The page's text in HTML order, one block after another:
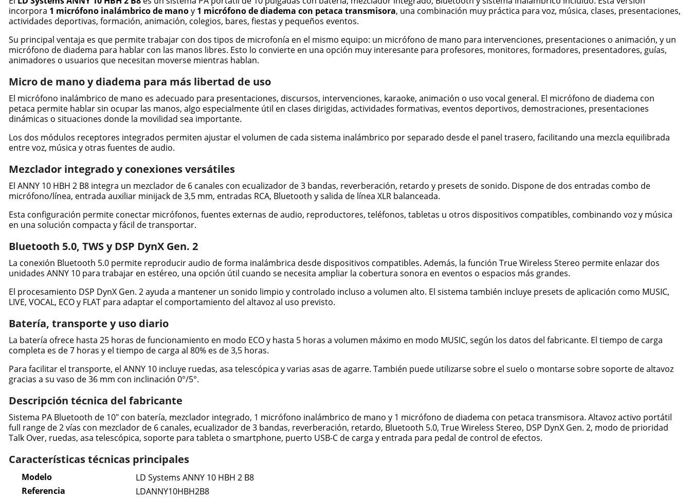
incorpora 1 micrófono inalámbrico de manoy 1 micrófono de diadema con petaca transmisora, una combinación muy práctica para voz, música, clases, presentaciones,
actividades deportivas, formación, animación, colegios, bares, fiestas y pequeños eventos.
Su principal ventaja es que permite trabajar con dos tipos de microfonía en el mismo equipo: un micrófono de mano para intervenciones, presentaciones o animación, y un
micrófono de diadema para hablar con las manos libres. Esto lo convierte en una opción muy interesante para profesores, monitores, formadores, presentadores, guías,
animadores o usuarios que necesitan moverse mientras hablan.
Micro de mano y diadema para más libertad de uso
El micrófono inalámbrico de mano es adecuado para presentaciones, discursos, intervenciones, karaoke, animación o uso vocal general. El micrófono de diadema con
petaca permite hablar sin ocupar las manos, algo especialmente útil en clases dirigidas, actividades formativas, eventos deportivos, demostraciones, presentaciones
dinámicas o situaciones donde la movilidad sea importante.
Los dos módulos receptores integrados permiten ajustar el volumen de cada sistema inalámbrico por separado desde el panel trasero, facilitando una mezcla equilibrada
entre voz, música y otras fuentes de audio.
Mezclador integrado y conexiones versátiles
El ANNY 10 HBH 2 B8 integra un mezclador de 6 canales con ecualizador de 3 bandas, reverberación, retardo y presets de sonido. Dispone de dos entradas combo de
micrófono/línea, entrada auxiliar minijack de 3,5 mm, entradas RCA, Bluetooth y salida de línea XLR balanceada.
Esta configuración permite conectar micrófonos, fuentes externas de audio, reproductores, teléfonos, tabletas u otros dispositivos compatibles, combinando voz y música
en una solución compacta y fácil de transportar.
Bluetooth 5.0, TWS y DSP DynX Gen. 2
La conexión Bluetooth 5.0 permite reproducir audio de forma inalámbrica desde dispositivos compatibles. Además, la función True Wireless Stereo permite enlazar dos
unidades ANNY 10 para trabajar en estéreo, una opción útil cuando se necesita ampliar la cobertura sonora en eventos o espacios más grandes.
El procesamiento DSP DynX Gen. 2 ayuda a mantener un sonido limpio y controlado incluso a volumen alto. El sistema también incluye presets de aplicación como MUSIC,
LIVE, VOCAL, ECO y FLAT para adaptar el comportamiento del altavoz al uso previsto.
Batería, transporte y uso diario
La batería ofrece hasta 25 horas de funcionamiento en modo ECO y hasta 5 horas a volumen máximo en modo MUSIC, según los datos del fabricante. El tiempo de carga
completa es de 7 horas y el tiempo de carga al 80% es de 3,5 horas.
Para facilitar el transporte, el ANNY 10 incluye ruedas, asa telescópica y varias asas de agarre. También puede utilizarse sobre el suelo o montarse sobre soporte de altavoz
gracias a su vaso de 36 mm con inclinación 0°/5°.
Descripción técnica del fabricante
Sistema PA Bluetooth de 10" con batería, mezclador integrado, 1 micrófono inalámbrico de mano y 1 micrófono de diadema con petaca transmisora. Altavoz activo portátil
full range de 2 vías con mezclador de 6 canales, ecualizador de 3 bandas, reverberación, retardo, Bluetooth 5.0, True Wireless Stereo, DSP DynX Gen. 2, modo de prioridad
Talk Over, ruedas, asa telescópica, soporte para tableta o smartphone, puerto USB-C de carga y entrada para pedal de control de efectos.
Características técnicas principales
Modelo
LD Systems ANNY 10 HBH 2 B8
Referencia
LDANNY10HBH2B8